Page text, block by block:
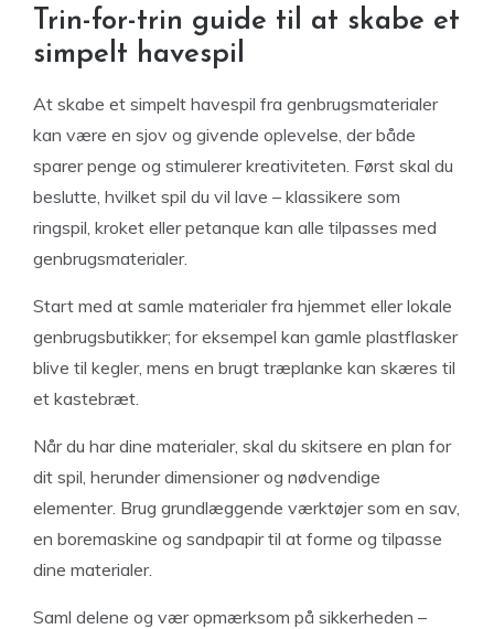
Trin-for-trin guide til at skabe et
simpelt havespil
At skabe et simpelt havespil fra genbrugsmaterialer
kan være en sjov og givende oplevelse, der både
sparer penge og stimulerer kreativiteten. Først skal du
beslutte, hvilket spil du vil lave – klassikere som
ringspil, kroket eller petanque kan alle tilpasses med
genbrugsmaterialer.
Start med at samle materialer fra hjemmet eller lokale
genbrugsbutikker; for eksempel kan gamle plastflasker
blive til kegler, mens en brugt træplanke kan skæres til
et kastebræt.
Når du har dine materialer, skal du skitsere en plan for
dit spil, herunder dimensioner og nødvendige
elementer. Brug grundlæggende værktøjer som en sav,
en boremaskine og sandpapir til at forme og tilpasse
dine materialer.
Saml delene og vær opmærksom på sikkerheden –